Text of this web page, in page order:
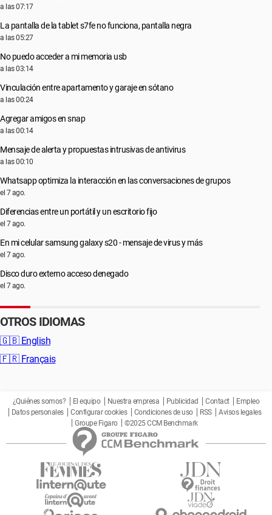
a las 07:17
La pantalla de la tablet s7fe no funciona, pantalla negra
a las 05:27
No puedo acceder a mi memoria usb
a las 03:14
Vinculación entre apartamento y garaje en sótano
a las 00:24
Agregar amigos en snap
a las 00:14
Mensaje de alerta y propuestas intrusivas de antivirus
a las 00:10
Whatsapp optimiza la interacción en las conversaciones de grupos
el 7 ago.
Diferencias entre un portátil y un escritorio fijo
el 7 ago.
En mi celular samsung galaxy s20 - mensaje de virus y más
el 7 ago.
Disco duro externo acceso denegado
el 7 ago.
OTROS IDIOMAS
🇬🇧 English
🇫🇷 Français
¿Quiénes somos? El equipo Nuestra empresa Publicidad Contact
Empleo
Datos personales
Configurar cookies Condiciones de uso RSS
Avisos legales
Groupe Figaro
©2025 CCM Benchmark